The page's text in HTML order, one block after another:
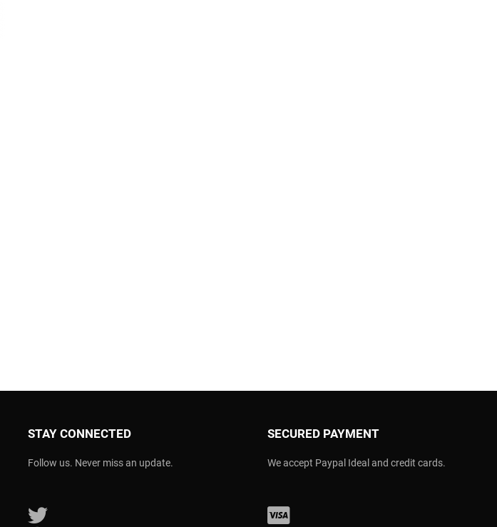
STAY CONNECTED
Follow us. Never miss an update.
Follow us on Twitter
SECURED PAYMENT
We accept Paypal Ideal and credit cards.